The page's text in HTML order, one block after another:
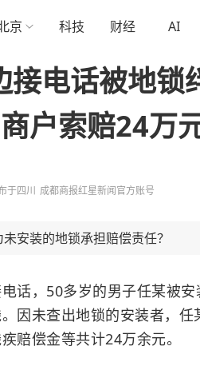
京 科技 财经 AI
接电话被地锁
户索赔24万
于四川 成都商报红星新闻官方账号
安装的地锁承担赔偿责任？
话，50多岁的男子任某被安
因未查出地锁的安装者，
赔偿金等共计24万余元。